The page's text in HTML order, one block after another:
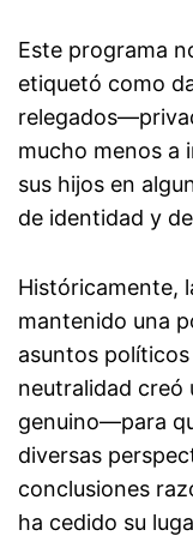
Este programa
etiquetó como
mucho menos a
sus hijos en
de identidad y
Históricamente,
mantenido una
asuntos
neutralidad creó
genuino—para
diversas
conclusiones
ha cedido su